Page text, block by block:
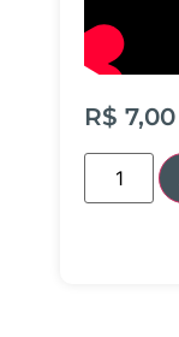
R$ 7,00